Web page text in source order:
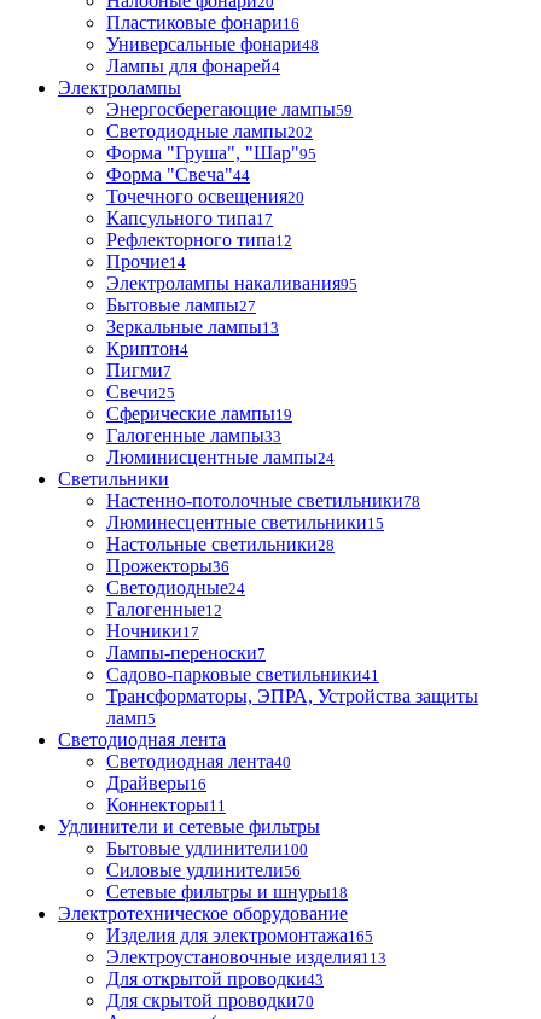
Пластиковые фонари16
Универсальные фонари48
Лампы для фонарей4
Электролампы
Энергосберегающие лампы59
Светодиодные лампы202
Форма "Груша", "Шар"95
Форма "Свеча"44
Точечного освещения20
Капсульного типа17
Рефлекторного типа12
Прочие14
Электролампы накаливания95
Бытовые лампы27
Зеркальные лампы13
Криптон4
Пигми7
Свечи25
Сферические лампы19
Галогенные лампы33
Люминисцентные лампы24
Светильники
Настенно-потолочные светильники78
Люминесцентные светильники15
Настольные светильники28
Прожекторы36
Светодиодные24
Галогенные12
Ночники17
Лампы-переноски7
Садово-парковые светильники41
Трансформаторы, ЭПРА, Устройства защиты
ламп5
Светодиодная лента
Светодиодная лента40
Драйверы16
Коннекторы11
Удлинители и сетевые фильтры
Бытовые удлинители100
Силовые удлинители56
Сетевые фильтры и шнуры18
Электротехническое оборудование
Изделия для электромонтажа165
Электроустановочные изделия113
Для открытой проводки43
Для скрытой проводки70